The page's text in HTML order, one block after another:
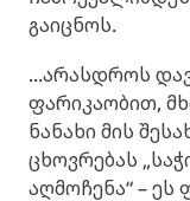
გაიცნოს.
...არასდროს
ფარიკაობით,
ნანახი მის
ცხოვრებას
აღმოჩენა“ – ეს